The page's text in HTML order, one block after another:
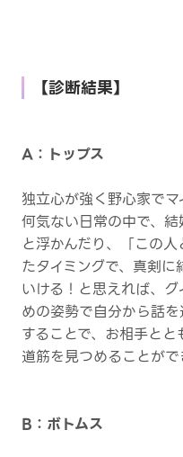
【診断結果】
A：トップス
独立心が強く野心家で
何気ない日常の中で、
と浮かんだり、「この
たタイミングで、真剣
いける！と思えれば、
めの姿勢で自分から話
することで、お相手と
道筋を見つめることがで
B：ボトムス